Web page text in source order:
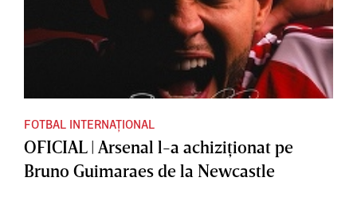
FOTBAL INTERNAȚIONAL
OFICIAL | Arsenal l-a achiziţionat pe
Bruno Guimaraes de la Newcastle